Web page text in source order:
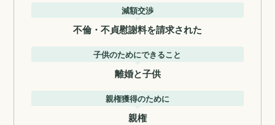
減額交渉
不倫・不貞慰謝料を請求された
子供のためにできること
離婚と子供
親権獲得のために
親権